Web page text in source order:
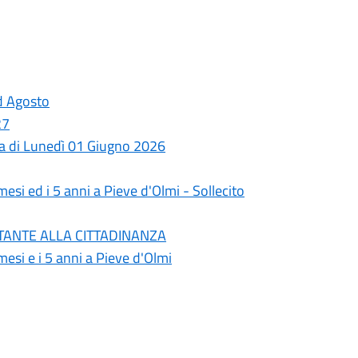
Agosto
di Lunedì 01 Giugno 2026
ed i 5 anni a Pieve d'Olmi - Sollecito
ALLA CITTADINANZA
e i 5 anni a Pieve d'Olmi